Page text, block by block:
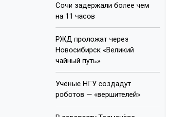
Сочи задержали более чем
на 11 часов
РЖД проложат через
Новосибирск «Великий
чайный путь»
Учёные НГУ создадут
роботов — «вершителей»